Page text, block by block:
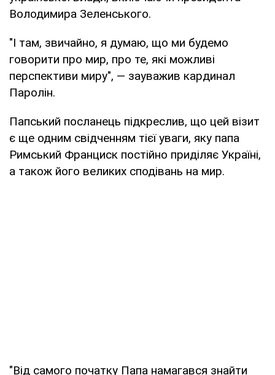
Володимира Зеленського.
"І там, звичайно, я думаю, що ми будемо
говорити про мир, про те, які можливі
перспективи миру", — зауважив кардинал
Паролін.
Папський посланець підкреслив, що цей візит
є ще одним свідченням тієї уваги, яку папа
Римський Франциск постійно приділяє Україні,
а також його великих сподівань на мир.
"Від самого початку Папа намагався знайти